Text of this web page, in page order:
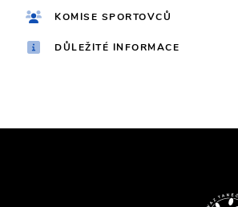
KOMISE SPORTOVCŮ
DŮLEŽITÉ INFORMACE